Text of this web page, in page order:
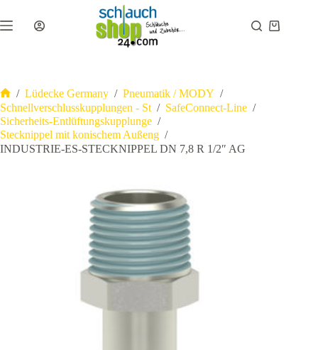
Inhalt
springen
Warenkorb
Start
/ Lüdecke Germany / Pneumatik / MODY /
Schnellverschlusskupplungen - St / SafeConnect-Line /
Sicherheits-Entlüftungskupplunge /
Stecknippel mit konischem Außeng /
INDUSTRIE-ES-STECKNIPPEL DN 7,8 R 1/2″ AG